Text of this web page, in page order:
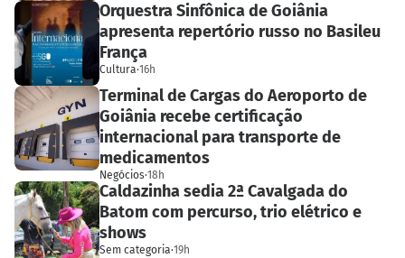
Orquestra Sinfônica de Goiânia
apresenta repertório russo no Basileu
França
Cultura·16h
Terminal de Cargas do Aeroporto de
Goiânia recebe certificação
internacional para transporte de
medicamentos
Negócios·18h
Caldazinha sedia 2ª Cavalgada do
Batom com percurso, trio elétrico e
shows
Sem categoria·19h